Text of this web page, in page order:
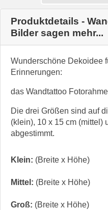
Produktdetails -
Bilder sagen mehr...
Wunderschöne Dekoidee
Erinnerungen:
das Wandtattoo
Die drei Größen sind auf
(klein), 10 x 15 cm (mittel)
abgestimmt.
Klein: (Breite x Höhe)
Mittel: (Breite x Höhe)
Groß: (Breite x Höhe)